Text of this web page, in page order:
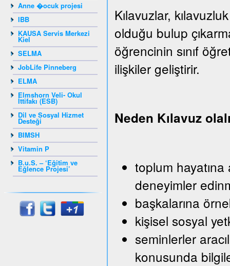
Anne �ocuk projesi
IBB
KAUSA Servis Merkezi
Kiel
SELMA
JobLife Pinneberg
ELMA
Elmshorn Veli- Okul
İttifakı (ESB)
Dil ve Sosyal Hizmet
Desteği
BIMSH
Vitamin P
B.u.S. – ‘Eğitim ve
Eğlence Projesi’
Kılavuzlar,
olduğu bulup
öğrencinin sınıf
ilişkiler geliştirir.
Neden Kılavuz
toplum hayatına
deneyimler
başkalarına
kişisel sosyal
seminlerler
konusunda